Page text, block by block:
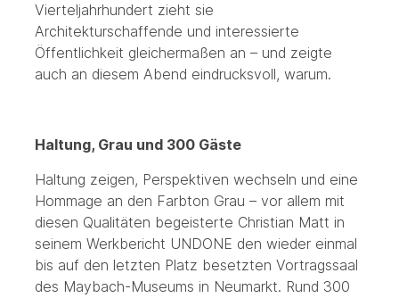
Vierteljahrhundert zieht sie
Architekturschaffende und interessierte
Öffentlichkeit gleichermaßen an – und zeigte
auch an diesem Abend eindrucksvoll, warum.
Haltung, Grau und 300 Gäste
Haltung zeigen, Perspektiven wechseln und eine
Hommage an den Farbton Grau – vor allem mit
diesen Qualitäten begeisterte Christian Matt in
seinem Werkbericht UNDONE den wieder einmal
bis auf den letzten Platz besetzten Vortragssaal
des Maybach-Museums in Neumarkt. Rund 300